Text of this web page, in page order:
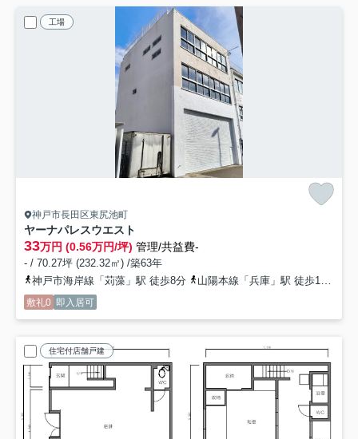
工場
神戸市長田区東尻池町
ヤーナパレスウエスト
33万円 (0.56万円/坪) 管理/共益費-
- / 70.27坪 (232.32㎡) /築63年
神戸市海岸線「苅藻」駅 徒歩8分
山陽本線「兵庫」駅 徒歩13分
敷礼0 即入居可
住宅付店舗戸建